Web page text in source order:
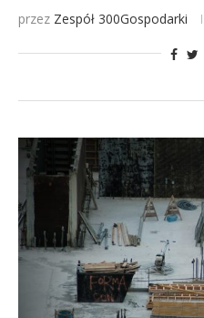
przez Zespół 300Gospodarki